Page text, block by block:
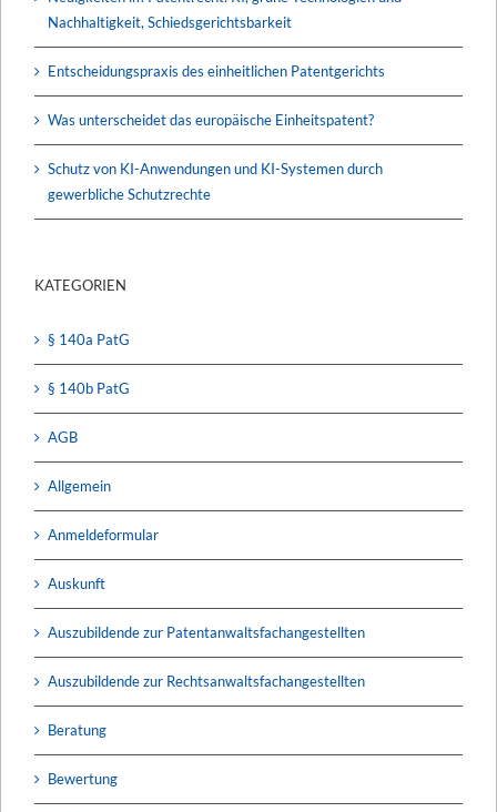
Nachhaltigkeit, Schiedsgerichtsbarkeit
Entscheidungspraxis des einheitlichen Patentgerichts
Was unterscheidet das europäische Einheitspatent?
Schutz von KI-Anwendungen und KI-Systemen durch
gewerbliche Schutzrechte
KATEGORIEN
§ 140a PatG
§ 140b PatG
AGB
Allgemein
Anmeldeformular
Auskunft
Auszubildende zur Patentanwaltsfachangestellten
Auszubildende zur Rechtsanwaltsfachangestellten
Beratung
Bewertung